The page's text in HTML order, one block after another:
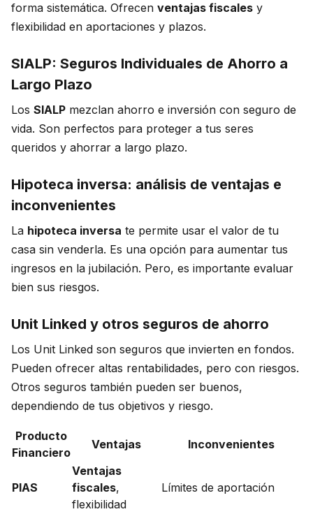
forma sistemática. Ofrecen ventajas fiscales y
flexibilidad en aportaciones y plazos.
SIALP: Seguros Individuales de Ahorro a
Largo Plazo
Los SIALP mezclan ahorro e inversión con seguro de
vida. Son perfectos para proteger a tus seres
queridos y ahorrar a largo plazo.
Hipoteca inversa: análisis de ventajas e
inconvenientes
La hipoteca inversa te permite usar el valor de tu
casa sin venderla. Es una opción para aumentar tus
ingresos en la jubilación. Pero, es importante evaluar
bien sus riesgos.
Unit Linked y otros seguros de ahorro
Los Unit Linked son seguros que invierten en fondos.
Pueden ofrecer altas rentabilidades, pero con riesgos.
Otros seguros también pueden ser buenos,
dependiendo de tus objetivos y riesgo.
Producto
Financiero
Ventajas Inconvenientes
PIAS
Ventajas
fiscales,
flexibilidad
Límites de aportación